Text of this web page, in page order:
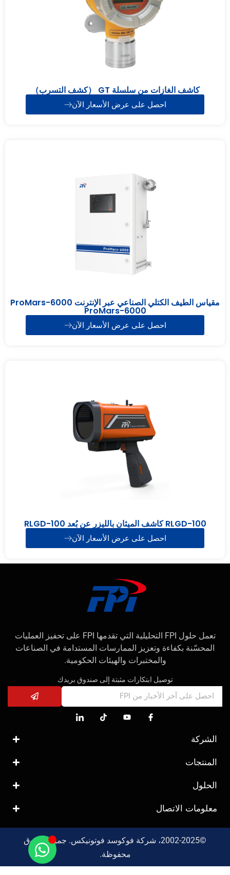
كاشف الغازات من سلسلة GT （كشف التسرب）
احصل على عرض الأسعار الآن
مقياس الطيف الكتلي الصناعي عبر الإنترنت ProMars-6000
ProMars-6000
احصل على عرض الأسعار الآن
RLGD-100 كاشف الميثان بالليزر عن بُعد RLGD-100
احصل على عرض الأسعار الآن
تعمل حلول FPI التحليلية التي تقدمها FPI على تحفيز العمليات
المحسّنة بكفاءة وتعزيز الممارسات المستدامة في الصناعات
والمختبرات والهيئات الحكومية.
توصيل ابتكارات مثبتة إلى صندوق بريدك
الشركة
المنتجات
الحلول
معلومات الاتصال
©2002-2025، شركة فوكوسد فوتونيكس. جميع الحقوق
محفوظة.